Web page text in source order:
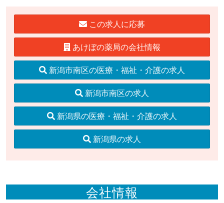
この求人に応募
あけぼの薬局の会社情報
新潟市南区の医療・福祉・介護の求人
新潟市南区の求人
新潟県の医療・福祉・介護の求人
新潟県の求人
会社情報